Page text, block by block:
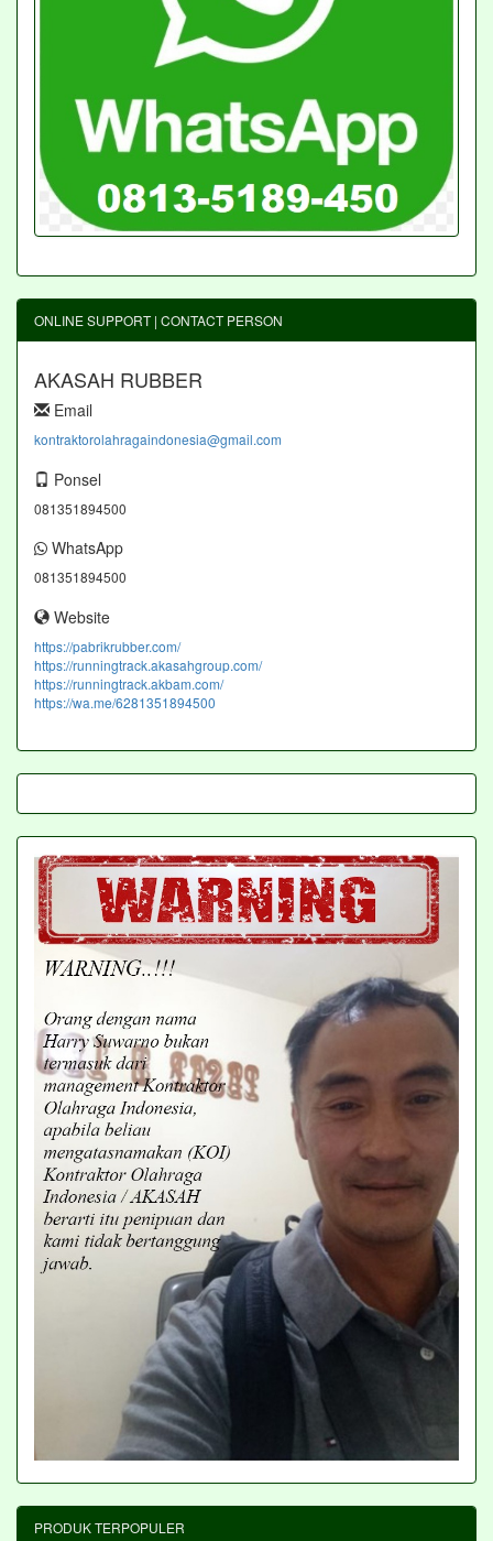
ONLINE SUPPORT | CONTACT PERSON
AKASAH RUBBER
Email
kontraktorolahragaindonesia@gmail.com
Ponsel
081351894500
WhatsApp
081351894500
Website
https://pabrikrubber.com/
https://runningtrack.akasahgroup.com/
https://runningtrack.akbam.com/
https://wa.me/6281351894500
PRODUK TERPOPULER